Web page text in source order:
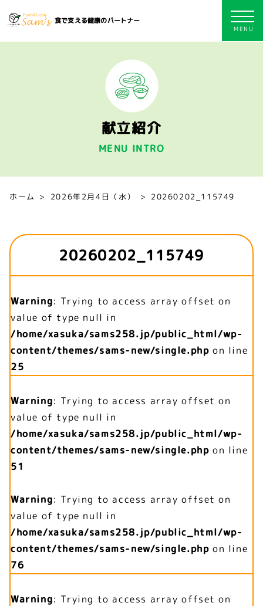
食で支える健康のパートナー
献立紹介
MENU INTRO
ホーム 2026年2月4日（水） 20260202_115749
20260202_115749
Warning: Trying to access array offset on
value of type null in
/home/xasuka/sams258.jp/public_html/wp-
content/themes/sams-new/single.php on line
25
Warning: Trying to access array offset on
value of type null in
/home/xasuka/sams258.jp/public_html/wp-
content/themes/sams-new/single.php on line
51
Warning: Trying to access array offset on
value of type null in
/home/xasuka/sams258.jp/public_html/wp-
content/themes/sams-new/single.php on line
76
Warning: Trying to access array offset on